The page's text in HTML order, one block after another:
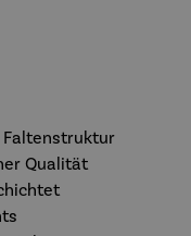
Faltenstruktur
Qualität